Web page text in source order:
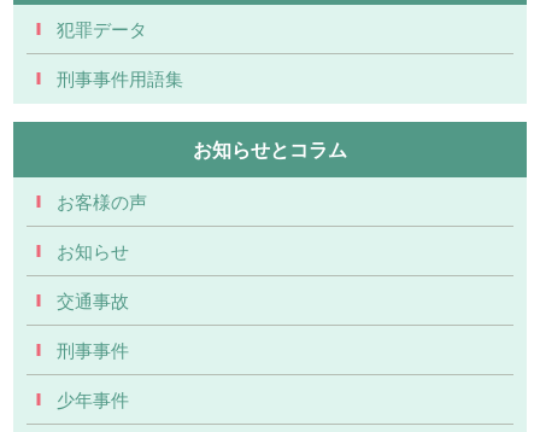
犯罪データ
刑事事件用語集
お知らせとコラム
お客様の声
お知らせ
交通事故
刑事事件
少年事件